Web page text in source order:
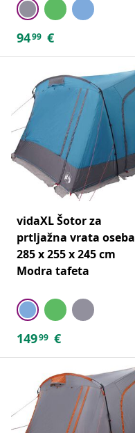
9499 €
vidaXL Šotor za
prtljažna vrata oseba
285 x 255 x 245 cm
Modra tafeta
14999 €